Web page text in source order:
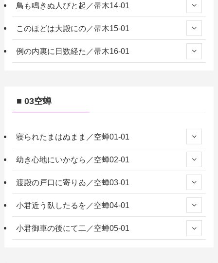
鳥も鳴きぬ人びと起／帚木14-01
このほどは大殿にの／帚木15-01
例の内裏に日数経た／帚木16-01
■ 03空蝉
寝られたまはぬまま／空蝉01-01
幼き心地にいかなら／空蝉02-01
渡殿の戸口に寄りゐ／空蝉03-01
小君近う臥したるを／空蝉04-01
小君御車の後にて二／空蝉05-01